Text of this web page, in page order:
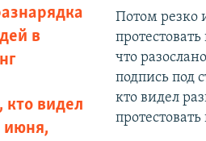
в
кто видел
июня,
Потом резко
что
подпись под
кто видел